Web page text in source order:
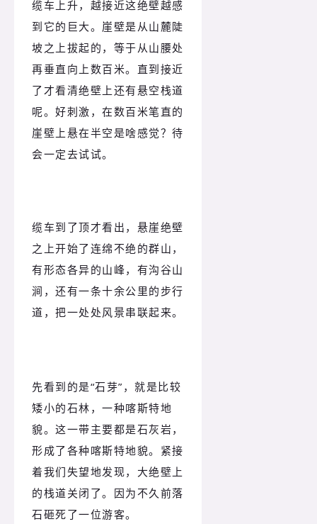
缆车上升，越接近这绝壁越感
到它的巨大。崖壁是从山麓陡
坡之上拔起的，等于从山腰处
再垂直向上数百米。直到接近
了才看清绝壁上还有悬空栈道
呢。好刺激，在数百米笔直的
崖壁上悬在半空是啥感觉？待
会一定去试试。
缆车到了顶才看出，悬崖绝壁
之上开始了连绵不绝的群山，
有形态各异的山峰，有沟谷山
涧，还有一条十余公里的步行
道，把一处处风景串联起来。
先看到的是“石芽”，就是比较
矮小的石林，一种喀斯特地
貌。这一带主要都是石灰岩，
形成了各种喀斯特地貌。紧接
着我们失望地发现，大绝壁上
的栈道关闭了。因为不久前落
石砸死了一位游客。